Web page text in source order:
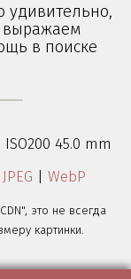
удивительно,
выражаем
в поиске
45.0 mm
JPEG | WebP
это не всегда
картинки.